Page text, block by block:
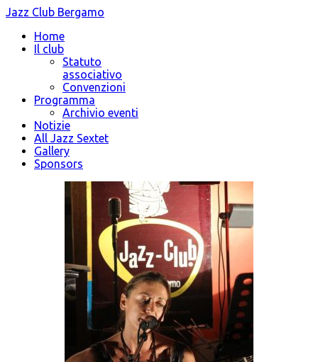
Jazz Club Bergamo
Home
Il club
Statuto
associativo
Convenzioni
Programma
Archivio eventi
Notizie
All Jazz Sextet
Gallery
Sponsors